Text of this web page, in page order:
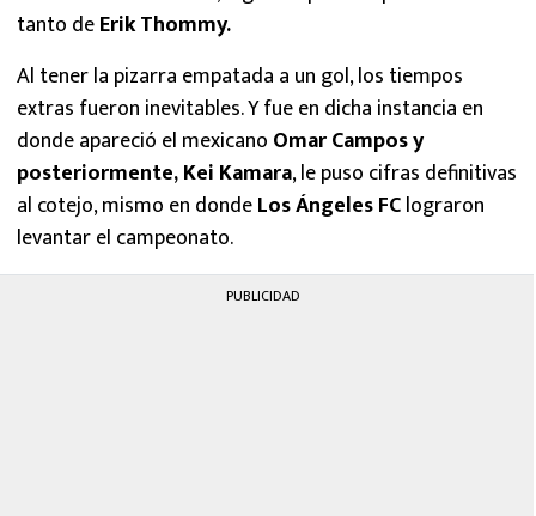
tanto deErik Thommy.
Al tener la pizarra empatada a un gol, los tiempos
extras fueron inevitables. Y fue en dicha instancia en
donde apareció el mexicano Omar Campos y
posteriormente, Kei Kamara, le puso cifras definitivas
al cotejo, mismo en dondeLos Ángeles FClograron
levantar el campeonato.
PUBLICIDAD